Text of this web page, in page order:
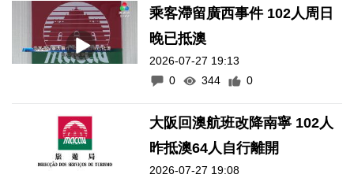
乘客滯留廣西事件 102人周日
晚已抵澳
2026-07-27 19:13
0
344 0
大阪回澳航班改降南寧 102人
昨抵澳64人自行離開
2026-07-27 19:08